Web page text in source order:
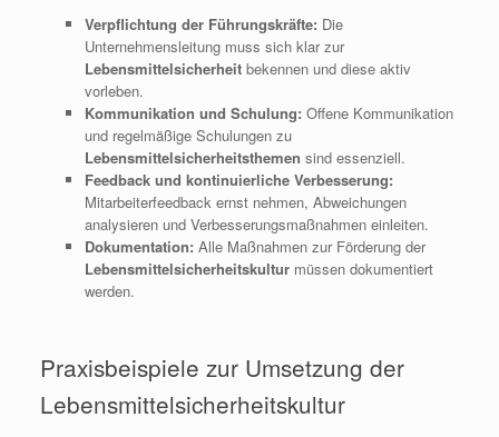
Verpflichtung der Führungskräfte: Die
Unternehmensleitung muss sich klar zur
Lebensmittelsicherheitbekennen und diese aktiv
vorleben.
Kommunikation und Schulung: Offene Kommunikation
und regelmäßige Schulungen zu
Lebensmittelsicherheitsthemen sind essenziell.
Feedback und kontinuierliche Verbesserung:
Mitarbeiterfeedback ernst nehmen, Abweichungen
analysieren und Verbesserungsmaßnahmen einleiten.
Dokumentation: Alle Maßnahmen zur Förderung der
Lebensmittelsicherheitskulturmüssen dokumentiert
werden.
Praxisbeispiele zur Umsetzung der
Lebensmittelsicherheitskultur